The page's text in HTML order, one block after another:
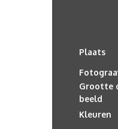
Plaats
Grootte
beeld
Kleuren